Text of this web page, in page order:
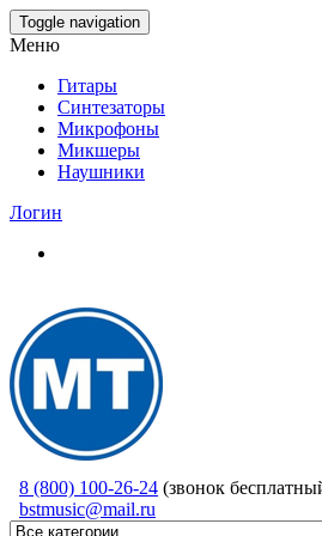
Skip
to
content
Toggle navigation
Меню
Гитары
Синтезаторы
Микрофоны
Микшеры
Наушники
Логин
8 (800) 100-26-24 (звонок
bstmusic@mail.ru